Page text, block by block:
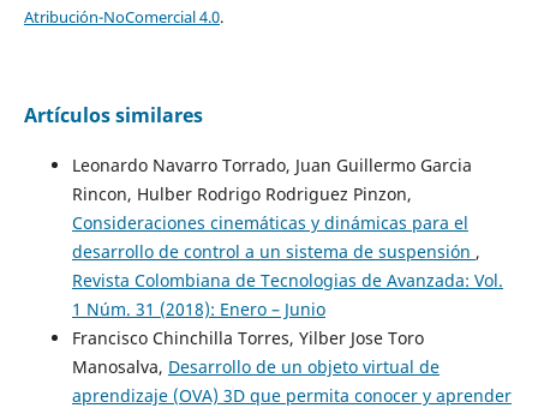
Atribución-NoComercial 4.0.
Artículos similares
Leonardo Navarro Torrado, Juan Guillermo Garcia
Rincon, Hulber Rodrigo Rodriguez Pinzon,
Consideraciones cinemáticas y dinámicas para el
desarrollo de control a un sistema de suspensión ,
Revista Colombiana de Tecnologias de Avanzada: Vol.
1 Núm. 31 (2018): Enero – Junio
Francisco Chinchilla Torres, Yilber Jose Toro
Manosalva, Desarrollo de un objeto virtual de
aprendizaje (OVA) 3D que permita conocer y aprender